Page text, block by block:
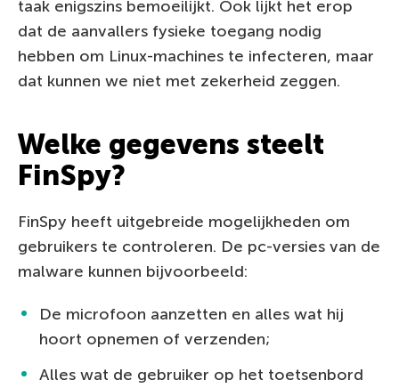
taak enigszins bemoeilijkt. Ook lijkt het erop
dat de aanvallers fysieke toegang nodig
hebben om Linux-machines te infecteren, maar
dat kunnen we niet met zekerheid zeggen.
Welke gegevens steelt
FinSpy?
FinSpy heeft uitgebreide mogelijkheden om
gebruikers te controleren. De pc-versies van de
malware kunnen bijvoorbeeld:
De microfoon aanzetten en alles wat hij
hoort opnemen of verzenden;
Alles wat de gebruiker op het toetsenbord